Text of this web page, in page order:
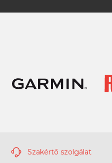
Szakértő szolgálat